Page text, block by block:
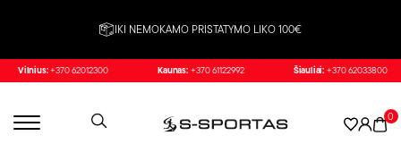
IKI NEMOKAMO PRISTATYMO LIKO 100€
Vilnius: +370 62012300 Kaunas: +370 61122992 Šiauliai: +370 62033800
0